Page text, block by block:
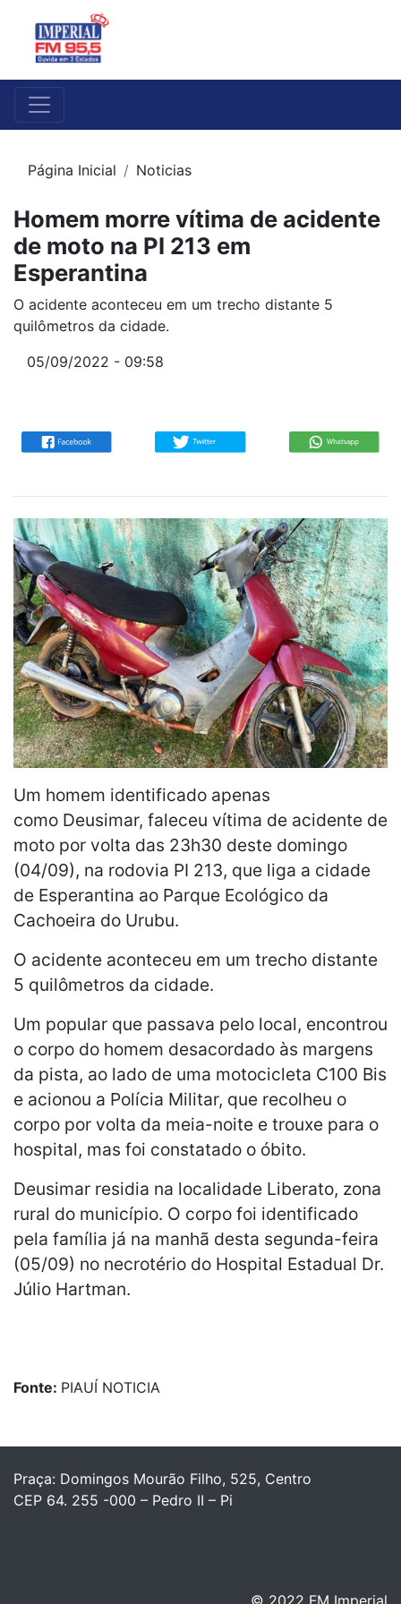
Página Inicial Noticias
Homem morre vítima de acidente
de moto na PI 213 em
Esperantina
O acidente aconteceu em um trecho distante 5
quilômetros da cidade.
05/09/2022 - 09:58
Um homem identificado apenas
como Deusimar, faleceu vítima de acidente de
moto por volta das 23h30 deste domingo
(04/09), na rodovia PI 213, que liga a cidade
de Esperantina ao Parque Ecológico da
Cachoeira do Urubu.
O acidente aconteceu em um trecho distante
5 quilômetros da cidade.
Um popular que passava pelo local, encontrou
o corpo do homem desacordado às margens
da pista, ao lado de uma motocicleta C100 Bis
e acionou a Polícia Militar, que recolheu o
corpo por volta da meia-noite e trouxe para o
hospital, mas foi constatado o óbito.
Deusimar residia na localidade Liberato, zona
rural do município. O corpo foi identificado
pela família já na manhã desta segunda-feira
(05/09) no necrotério do Hospital Estadual Dr.
Júlio Hartman.
Fonte: PIAUÍ NOTICIA
Praça: Domingos Mourão Filho, 525, Centro
CEP 64. 255 -000 – Pedro II – Pi
© 2022 FM Imperial